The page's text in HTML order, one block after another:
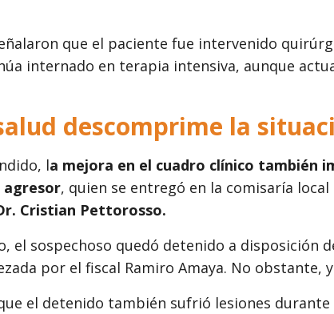
que el paciente fue intervenido
internado en terapia intensiva, aunque
descomprime la
la mejora en el cuadro clínico también
agresor, quien se entregó en la comisaría
Cristian Pettorosso.
el sospechoso quedó detenido a disposición
por el fiscal Ramiro Amaya. No obstante,
el detenido también sufrió lesiones durante